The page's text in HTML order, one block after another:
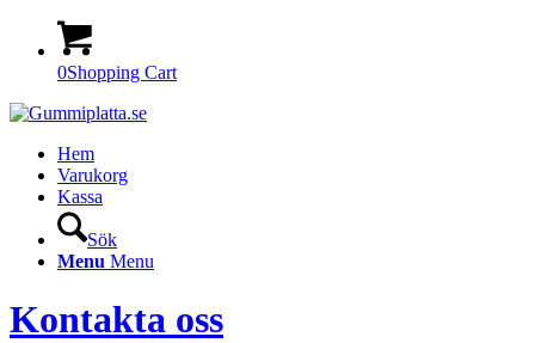
0Shopping Cart
Hem
Varukorg
Kassa
Sök
Menu Menu
Kontakta oss